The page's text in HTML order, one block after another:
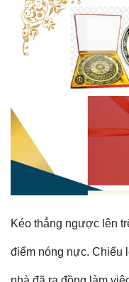
Kéo thẳng ngược lên
điểm nóng nực. Chiếu